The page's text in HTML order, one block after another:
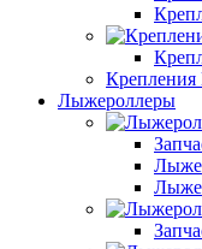
Лыжероллеры